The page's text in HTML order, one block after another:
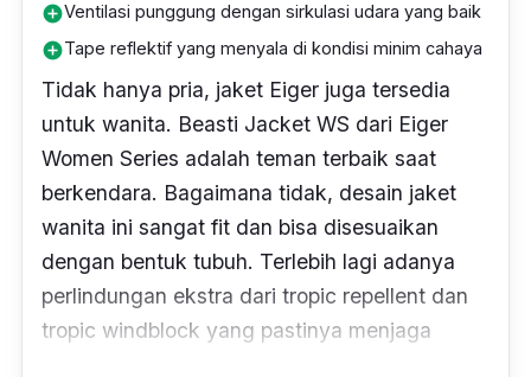
add_circleVentilasi punggung dengan sirkulasi udara yang baik
add_circleTape reflektif yang menyala di kondisi minim cahaya
Tidak hanya pria, jaket Eiger juga tersedia
untuk wanita. Beasti Jacket WS dari Eiger
Women Series adalah teman terbaik saat
berkendara. Bagaimana tidak, desain jaket
wanita ini sangat fit dan bisa disesuaikan
dengan bentuk tubuh. Terlebih lagi adanya
perlindungan ekstra dari tropic repellent dan
tropic windblock yang pastinya menjaga